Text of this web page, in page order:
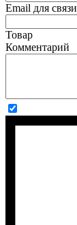
Email для связи
Товар
Комментарий